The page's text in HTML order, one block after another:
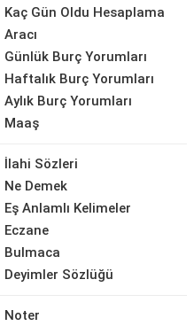
Kaç Gün Oldu Hesaplama
Aracı
Günlük Burç Yorumları
Haftalık Burç Yorumları
Aylık Burç Yorumları
Maaş
İlahi Sözleri
Ne Demek
Eş Anlamlı Kelimeler
Eczane
Bulmaca
Deyimler Sözlüğü
Noter